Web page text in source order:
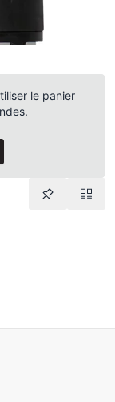
le panier